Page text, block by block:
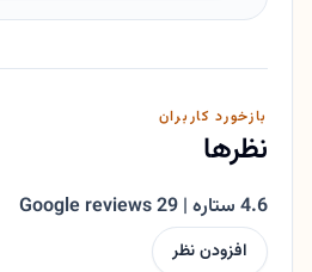
بازخورد کاربران
نظرها
4.6 ستاره | 29 Google reviews
افزودن نظر